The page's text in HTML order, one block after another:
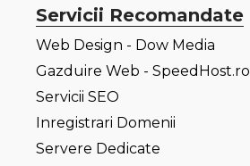
Servicii Recomandate
Web Design - Dow Media
Gazduire Web - SpeedHost.ro
Servicii SEO
Inregistrari Domenii
Servere Dedicate